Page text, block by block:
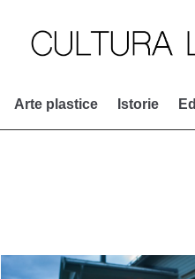
Arte plastice Istorie